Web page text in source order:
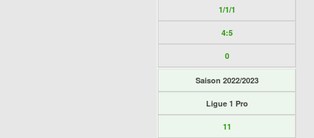
1/1/1
4:5
0
Saison 2022/2023
Ligue 1 Pro
11